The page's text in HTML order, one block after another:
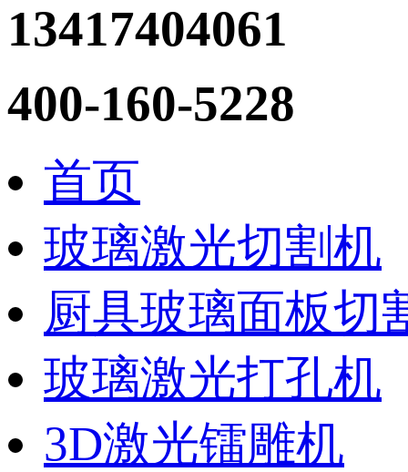
13417404061
400-160-5228
首页
玻璃激光切割机
厨具玻璃面板切
玻璃激光打孔机
3D激光镭雕机